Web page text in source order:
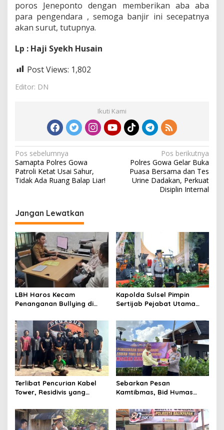
poros Jeneponto dengan memberikan aba aba
para pengendara , semoga banjir ini secepatnya
akan surut, tutupnya.
Lp : Haji Syekh Husain
Post Views: 1,802
Editor: DN
Ikuti Kami
N
a
v
g
a
s
i
p
o
s
Pos sebelumnya
Samapta Polres Gowa
Patroli Ketat Usai Sahur,
Tidak Ada Ruang Balap Liar!
Pos berikutnya
Polres Gowa Gelar Buka
Puasa Bersama dan Tes
Urine Dadakan, Perkuat
Disiplin Internal
Jangan Lewatkan
LBH Haros Kecam
Penanganan Bullying di
Justru Dipaksa Pindah
Kapolda Sulsel Pimpin
Sertijab Pejabat Utama
Serta Lantik Karolog dan
Kapolresta Gowa
Terlibat Pencurian Kabel
Tower, Residivis yang
Ditangkap Tim Gabungan di
Jeneponto
Sebarkan Pesan
Kamtibmas, Bid Humas
Pemasangan Spanduk
serta Pembagian Stiker